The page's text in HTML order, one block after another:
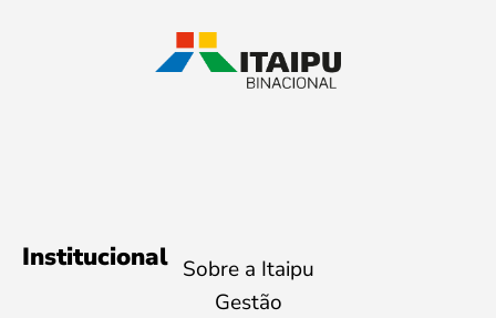
Institucional Sobre a Itaipu
Gestão